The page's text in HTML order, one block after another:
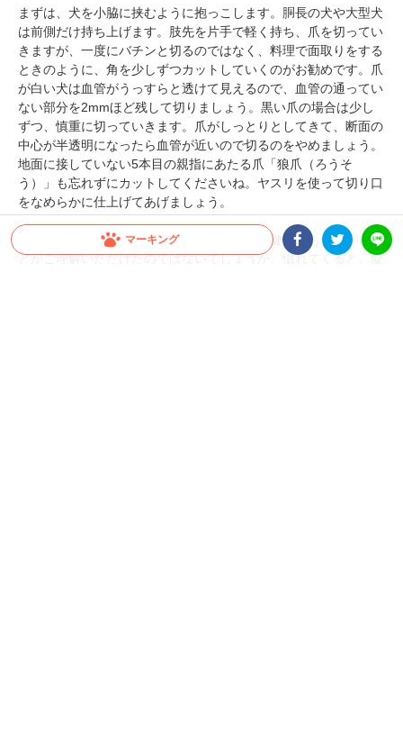
マーキング
まずは、犬を小脇に挟むように抱っこします。胴長の犬や大型犬
は前側だけ持ち上げます。肢先を片手で軽く持ち、爪を切ってい
きますが、一度にバチンと切るのではなく、料理で面取りをする
ときのように、角を少しずつカットしていくのがお勧めです。爪
が白い犬は血管がうっすらと透けて見えるので、血管の通ってい
ない部分を2mmほど残して切りましょう。黒い爪の場合は少し
ずつ、慎重に切っていきます。爪がしっとりとしてきて、断面の
中心が半透明になったら血管が近いので切るのをやめましょう。
地面に接していない5本目の親指にあたる爪「狼爪（ろうそ
う）」も忘れずにカットしてくださいね。ヤスリを使って切り口
をなめらかに仕上げてあげましょう。
定期的に爪を切ってあげると、ワンちゃんの健康にもつながるこ
とがご理解いただけたのではないでしょうか。慣れてくると、愛